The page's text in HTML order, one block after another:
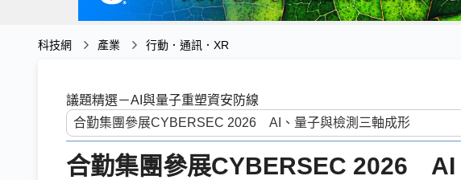
科技網 產業 行動．通訊．XR
議題精選－AI與量子重塑資安防線
合勤集團參展CYBERSEC 2026 AI